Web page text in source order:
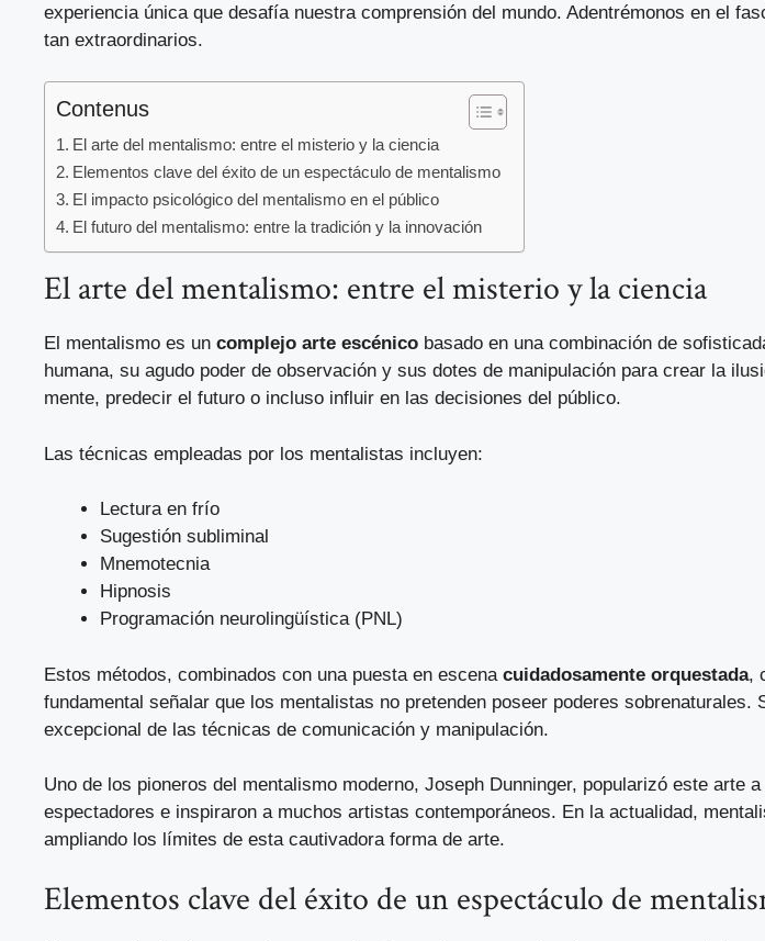
experiencia única que desafía nuestra comprensión del mundo. Adentrémonos en el
tan extraordinarios.
Contenus
El arte del mentalismo: entre el misterio y la ciencia
Elementos clave del éxito de un espectáculo de mentalismo
El impacto psicológico del mentalismo en el público
El futuro del mentalismo: entre la tradición y la innovación
El arte del mentalismo: entre el misterio y la ciencia
El mentalismo es un complejo arte escénico basado en una combinación de
humana, su agudo poder de observación y sus dotes de manipulación para crear la
mente, predecir el futuro o incluso influir en las decisiones del público.
Las técnicas empleadas por los mentalistas incluyen:
Lectura en frío
Sugestión subliminal
Mnemotecnia
Hipnosis
Programación neurolingüística (PNL)
Estos métodos, combinados con una puesta en escena cuidadosamente orquestada,
fundamental señalar que los mentalistas no pretenden poseer poderes
excepcional de las técnicas de comunicación y manipulación.
Uno de los pioneros del mentalismo moderno, Joseph Dunninger, popularizó este
espectadores e inspiraron a muchos artistas contemporáneos. En la actualidad,
ampliando los límites de esta cautivadora forma de arte.
Elementos clave del éxito de un espectáculo de